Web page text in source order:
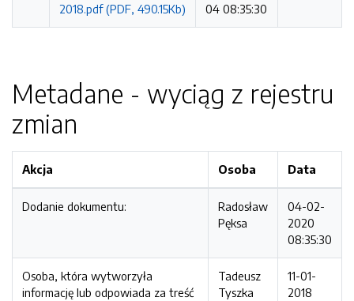
2018.pdf (PDF, 490.15Kb)
04 08:35:30
Metadane - wyciąg z rejestru
zmian
Akcja Osoba Data
Dodanie dokumentu:
Radosław
Pęksa
04-02-
2020
08:35:30
Osoba, która wytworzyła
informację lub odpowiada za treść
Tadeusz
Tyszka
11-01-
2018